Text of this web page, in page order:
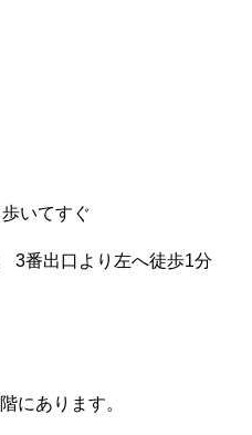
いてすぐ
3番出口より左へ徒歩1分
にあります。